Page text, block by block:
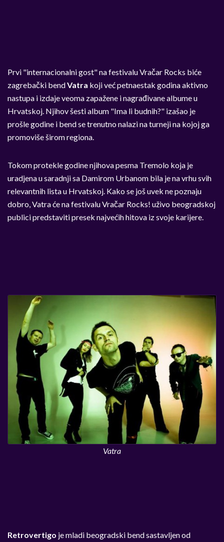
Prvi "internacionalni gost" na festivalu Vračar Rocks biće
zagrebački bendVatra koji već petnaestak godina aktivno
nastupa i izdaje veoma zapažene i nagrađivane albume u
Hrvatskoj. Njihov šesti album "Ima li budnih?" izašao je
prošle godine i bend se trenutno nalazi na turneji na kojoj ga
promoviše širom regiona.
Tokom protekle godine njihova pesma Tremolo koja je
uradjena u saradnji sa Damirom Urbanom bila je na vrhu svih
relevantnih lista u Hrvatskoj. Kako se još uvek ne poznaju
dobro, Vatra će na festivalu Vračar Rocks! uživo beogradskoj
publici predstaviti presek najvećih hitova iz svoje karijere.
Vatra
Retrovertigo je mladi beogradski bend sastavljen od